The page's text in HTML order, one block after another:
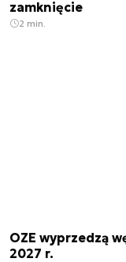
zamknięcie
2 min.
OZE wyprzedzą
2027 r.